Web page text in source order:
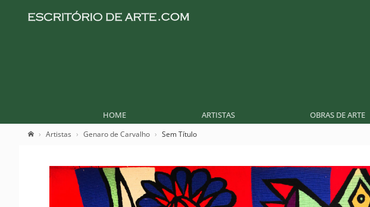
HOME ARTISTAS OBRAS DE ARTE
Artistas Genaro de Carvalho Sem Título